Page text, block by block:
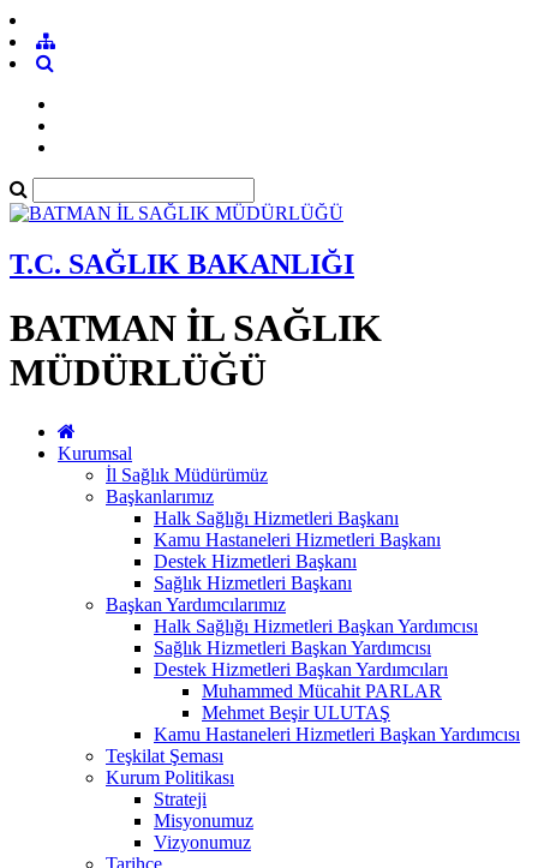
T.C. SAĞLIK BAKANLIĞI
BATMAN İL SAĞLIK
MÜDÜRLÜĞÜ
Kurumsal
İl Sağlık Müdürümüz
Başkanlarımız
Halk Sağlığı Hizmetleri Başkanı
Kamu Hastaneleri Hizmetleri Başkanı
Destek Hizmetleri Başkanı
Sağlık Hizmetleri Başkanı
Başkan Yardımcılarımız
Halk Sağlığı Hizmetleri Başkan Yardımcısı
Sağlık Hizmetleri Başkan Yardımcısı
Destek Hizmetleri Başkan Yardımcıları
Muhammed Mücahit PARLAR
Mehmet Beşir ULUTAŞ
Kamu Hastaneleri Hizmetleri Başkan Yardımcısı
Teşkilat Şeması
Kurum Politikası
Strateji
Misyonumuz
Vizyonumuz
Tarihçe